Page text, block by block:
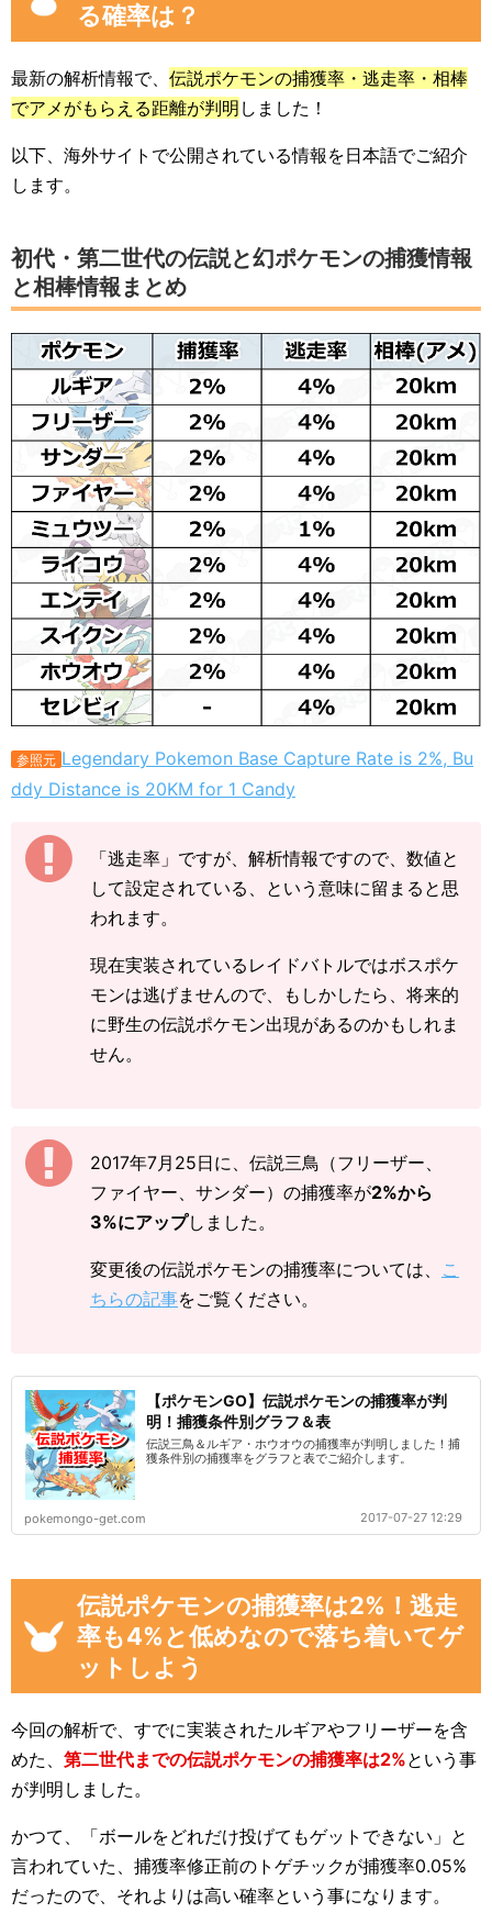
る確率は？
最新の解析情報で、 伝説ポケモンの捕獲率・逃走率・相棒
でアメがもらえる距離が判明 しました！
以下、海外サイトで公開されている情報を日本語でご紹介
します。
初代・第二世代の伝説と幻ポケモンの捕獲情報
と相棒情報まとめ
参照元 Legendary Pokemon Base Capture Rate is 2%, Bu
ddy Distance is 20KM for 1 Candy
「逃走率」ですが、解析情報ですので、数値と
して設定されている、という意味に留まると思
われます。
現在実装されているレイドバトルではボスポケ
モンは逃げませんので、もしかしたら、将来的
に野生の伝説ポケモン出現があるのかもしれま
せん。
2017年7月25日に、伝説三鳥（フリーザー、
ファイヤー、サンダー）の捕獲率が2%から
3%にアップしました。
変更後の伝説ポケモンの捕獲率については、 こ
ちらの記事をご覧ください。
【ポケモンGO】伝説ポケモンの捕獲率が判
明！捕獲条件別グラフ＆表
伝説三鳥＆ルギア・ホウオウの捕獲率が判明しました！捕
獲条件別の捕獲率をグラフと表でご紹介します。
pokemongo-get.com 2017-07-27 12:29
伝説ポケモンの捕獲率は2%！逃走
率も4%と低めなので落ち着いてゲ
ットしよう
今回の解析で、すでに実装されたルギアやフリーザーを含
めた、 第二世代までの伝説ポケモンの捕獲率は2%という事
が判明しました。
かつて、「ボールをどれだけ投げてもゲットできない」と
言われていた、捕獲率修正前のトゲチックが捕獲率0.05%
だったので、それよりは高い確率という事になります。